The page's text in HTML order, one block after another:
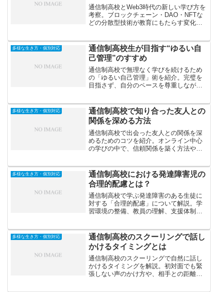
通信制高校とWeb3時代の新しい学び方を
考察。ブロックチェーン・DAO・NFTな
どの分散型技術が教育にもたらす変化
多様な生き方・個別対応
通信制高校生が目指す“ゆるい自
己管理”のすすめ
通信制高校で無理なく学びを続けるため
の「ゆるい自己管理」術を紹介。完璧を
目指さず、自分のペースを尊重しながら
多様な生き方・個別対応
通信制高校で知り合った友人との
関係を深める方法
通信制高校で出会った友人との関係を深
めるためのコツを紹介。オンライン中心
の学びの中で、信頼関係を築く方法や距
す。
多様な生き方・個別対応
通信制高校における発達障害児の
合理的配慮とは？
通信制高校で学ぶ発達障害のある生徒に
対する「合理的配慮」について解説。学
習環境の整備、教員の理解、支援体制、
トを紹介します。
多様な生き方・個別対応
通信制高校のスクーリングで話し
かけるタイミングとは
通信制高校のスクーリングで自然に話し
かけるタイミングを解説。初対面でも緊
張しない声のかけ方や、相手との距離を